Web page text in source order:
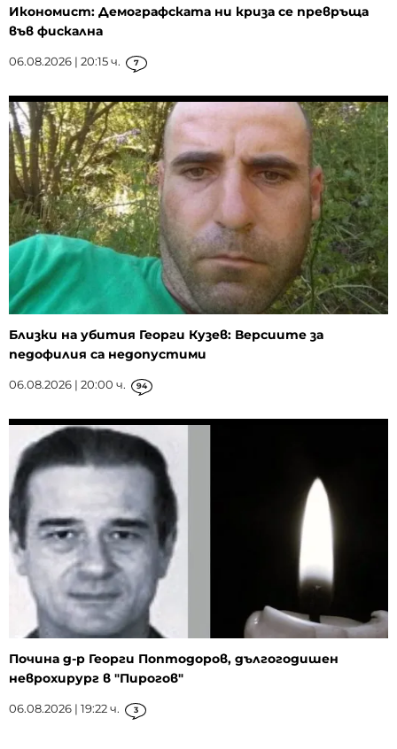
Икономист: Демографската ни криза се превръща
във фискална
06.08.2026 | 20:15 ч. 7
Близки на убития Георги Кузев: Версиите за
педофилия са недопустими
06.08.2026 | 20:00 ч. 94
Почина д-р Георги Поптодоров, дългогодишен
неврохирург в "Пирогов"
06.08.2026 | 19:22 ч. 3